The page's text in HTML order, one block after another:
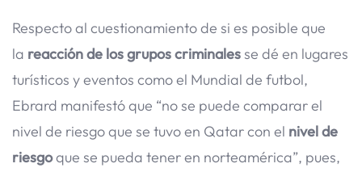
Respecto al cuestionamiento de si es posible que
la reacción de los grupos criminalesse dé en lugares
turísticos y eventos como el Mundial de futbol,
Ebrard manifestó que “no se puede comparar el
nivel de riesgo que se tuvo en Qatar con el nivel de
riesgoque se pueda tener en norteamérica”, pues,